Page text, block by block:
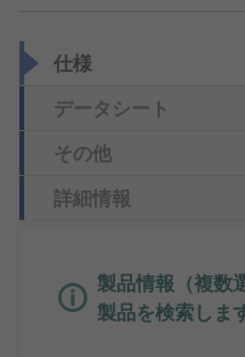
仕様
データシート
その他
詳細情報
製品情報（複数
製品を検索しま